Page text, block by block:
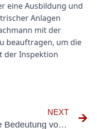
eine Ausbildung und
Anlagen
mit der
beauftragen, um die
der Inspektion
NEXT
Die Bedeutung von Prüffristen für stationäre Elektroinstallationen verstehen